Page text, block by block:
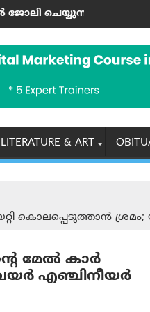
അംഗീകാരം
എച്ച്-1ബി വിസ
ആരോഗ്യ,
LITERATURE & ART
കൊലപ്പെടുത്താന്‍
മേൽ കാർ
എഞ്ചിനീയർ